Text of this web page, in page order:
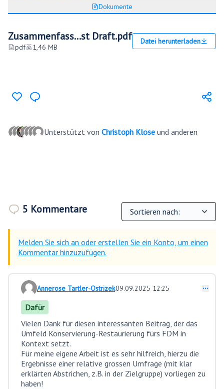
Dokumente
Zusammenfass...st Draft.pdf
pdf 1,46 MB
Datei herunterladen
Unterstützt von Christoph Klose und anderen
5 Kommentare
Melden Sie sich an oder erstellen Sie ein Konto, um einen
Kommentar hinzuzufügen.
Kommentar 14
Annerose Tartler-Ostrizek09.09.2025 12:25
Dafür
Vielen Dank für diesen interessanten Beitrag, der das
Umfeld Konservierung-Restaurierung fürs FDM in
Kontext setzt.
Für meine eigene Arbeit ist es sehr hilfreich, hierzu die
Ergebnisse einer relative grossen Umfrage (mit klar
erklärten Abstrichen, z.B. in der Zielgruppe) vorliegen zu
haben!